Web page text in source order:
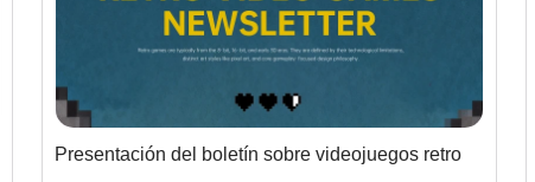
Presentación del boletín sobre videojuegos retro